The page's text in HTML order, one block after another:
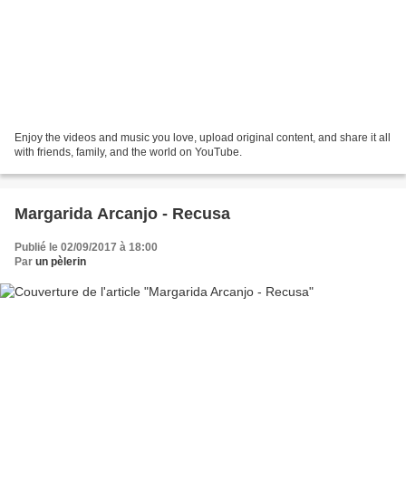
Enjoy the videos and music you love, upload original content, and share it all
with friends, family, and the world on YouTube.
Margarida Arcanjo - Recusa
Publié le 02/09/2017 à 18:00
Par un pèlerin